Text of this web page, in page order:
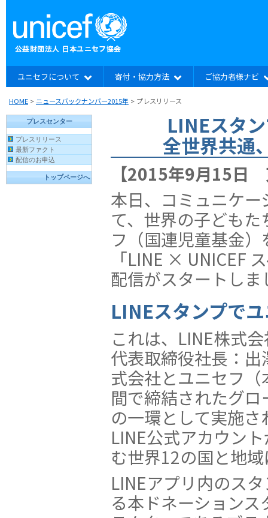
ユニセフについて 寄付・協力方法 ご協力者様ナビ
HOME > ニュースバックナンバー2015年 > プレスリリース
LINEスタ
全世界共通
【2015年9月15日
本日、コミュニケ
て、世界の子ども
フ（国連児童基金
「LINE × UNICEF
配信がスタートしま
LINEスタンプで
これは、LINE株式
代表取締役社長：
式会社とユニセフ
間で締結されたグ
の一環として実施
LINE公式アカウン
む世界12の国と地
LINEアプリ内のス
る本ドネーション